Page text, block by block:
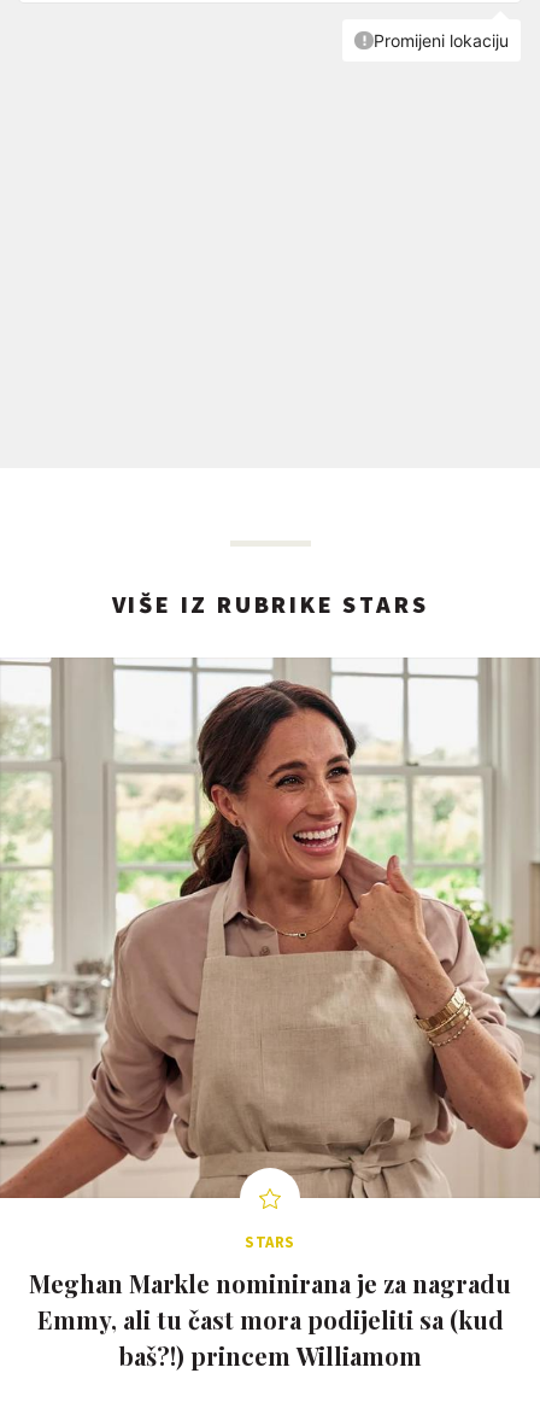
VIŠE IZ RUBRIKE STARS
STARS
Meghan Markle nominirana je za nagradu
Emmy, ali tu čast mora podijeliti sa (kud
baš?!) princem Williamom